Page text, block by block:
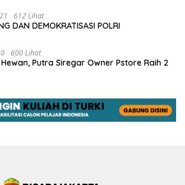
612 Lihat
DAN DEMOKRATISASI POLRI
600 Lihat
Putra Siregar Owner Pstore Raih 2